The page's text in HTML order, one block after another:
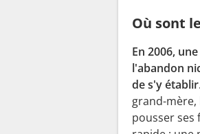
Où sont
En 2006,
l'abandon
de s'y établir
grand-
pousser ses